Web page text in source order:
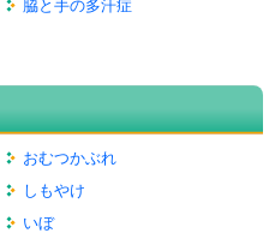
脇と手の多汗症
おむつかぶれ
しもやけ
いぼ